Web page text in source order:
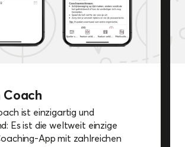
ist einzigartig und
Es ist die weltweit einzige
App mit zahlreichen